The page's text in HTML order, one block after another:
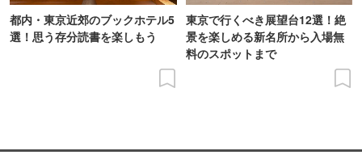
都内・東京近郊のブックホテル5
選！思う存分読書を楽しもう
東京で行くべき展望台12選！絶
景を楽しめる新名所から入場無
料のスポットまで